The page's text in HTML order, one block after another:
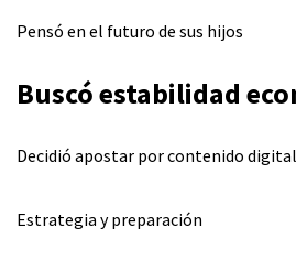
Pensó en el futuro de sus hijos
Buscó estabilidad
Decidió apostar por contenido digital
Estrategia y preparación